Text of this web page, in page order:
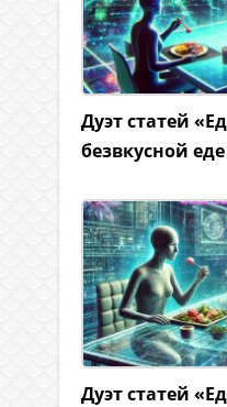
Дуэт статей
безвкусной
Дуэт статей